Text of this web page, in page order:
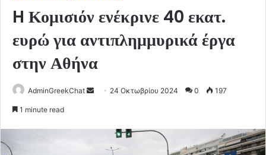
H Κομισιόν ενέκρινε 40 εκατ.
ευρώ για αντιπλημμυρικά έργα
στην Αθήνα
AdminGreekChat
Send 24 Οκτωβρίου 2024 0 197
1 minute read